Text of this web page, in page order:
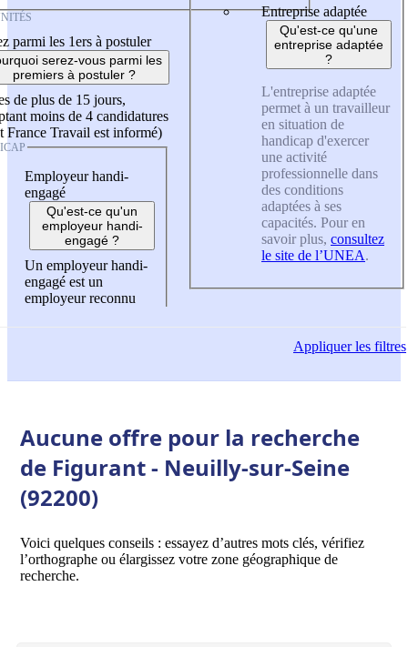
parmi les 1ers à postuler
serez-vous parmi les
premiers à postuler ?
de plus de 15 jours,
moins de 4 candidatures
France Travail est informé)
Employeur handi-
engagé
Qu'est-ce qu'un
employeur handi-
engagé ?
Un employeur handi-
engagé est un
employeur reconnu
Entreprise adaptée
Qu'est-ce qu'une
entreprise adaptée
?
L'entreprise adaptée
permet à un travailleur
en situation de
handicap d'exercer
une activité
professionnelle dans
des conditions
adaptées à ses
capacités. Pour en
savoir plus, consultez
le site de l’UNEA.
Appliquerles filtres
Aucune offre pour la recherche
de Figurant - Neuilly-sur-Seine
(92200)
Voici quelques conseils : essayez d’autres mots clés, vérifiez
l’orthographe ou élargissez votre zone géographique de
recherche.